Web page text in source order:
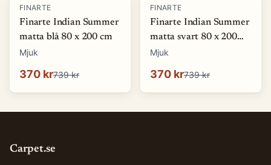
-50 %
FINARTE
Finarte Indian Summer
matta blå 80 x 200 cm
Mjuk
370 kr739 kr
-50 %
FINARTE
Finarte Indian Summer
matta svart 80 x 200
cm
Mjuk
370 kr739 kr
Carpet.se